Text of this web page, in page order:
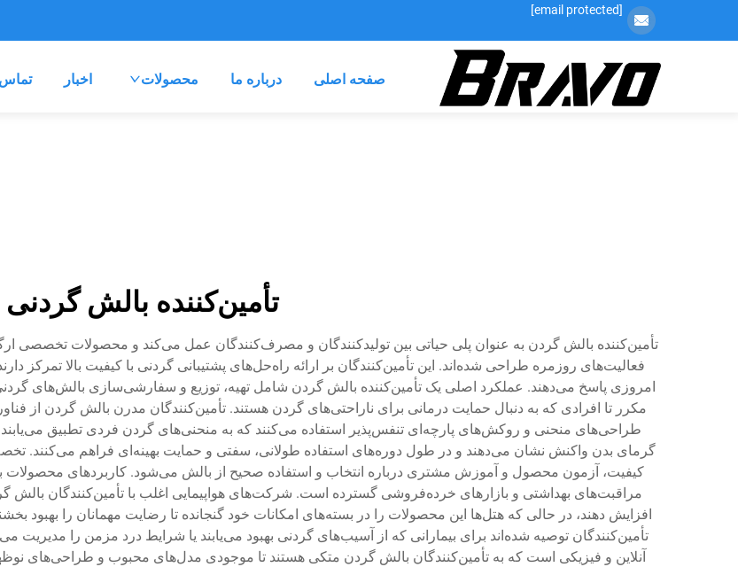
[email protected]
صفحه اصلی درباره ما محصولات اخبار تماس
تأمین‌کننده بالش گردنی
تأمین‌کننده بالش گردن به عنوان پلی حیاتی بین تولیدکنندگان و مصرف‌کنندگان عمل می‌کند و محصولات تخصصی
فعالیت‌های روزمره طراحی شده‌اند. این تأمین‌کنندگان بر ارائه راه‌حل‌های پشتیبانی گردنی با کیفیت بالا تمرکز
امروزی پاسخ می‌دهند. عملکرد اصلی یک تأمین‌کننده بالش گردن شامل تهیه، توزیع و سفارشی‌سازی بالش‌های
مکرر تا افرادی که به دنبال حمایت درمانی برای ناراحتی‌های گردن هستند. تأمین‌کنندگان مدرن بالش گردن از
طراحی‌های منحنی و روکش‌های پارچه‌ای تنفس‌پذیر استفاده می‌کنند که به منحنی‌های گردن فردی تطبیق
گرمای بدن واکنش نشان می‌دهند و در طول دوره‌های استفاده طولانی، سفتی و حمایت بهینه‌ای فراهم می‌کنند.
کیفیت، آزمون محصول و آموزش مشتری درباره انتخاب و استفاده صحیح از بالش می‌شود. کاربردهای محصولات
مراقبت‌های بهداشتی و بازارهای خرده‌فروشی گسترده است. شرکت‌های هواپیمایی اغلب با تأمین‌کنندگان بالش
افزایش دهند، در حالی که هتل‌ها این محصولات را در بسته‌های امکانات خود گنجانده تا رضایت مهمانان را
تأمین‌کنندگان توصیه شده‌اند برای بیمارانی که از آسیب‌های گردنی بهبود می‌یابند یا شرایط درد مزمن را
آنلاین و فیزیکی است که به تأمین‌کنندگان بالش گردن متکی هستند تا موجودی مدل‌های محبوب و طراحی‌های